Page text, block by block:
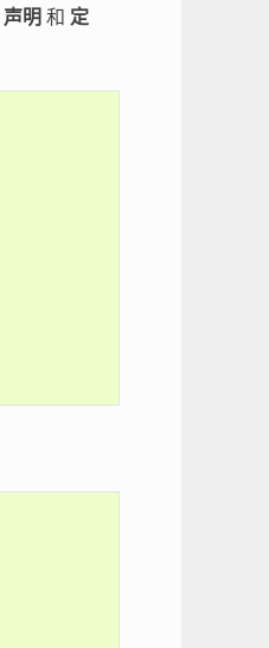
声明 和 定